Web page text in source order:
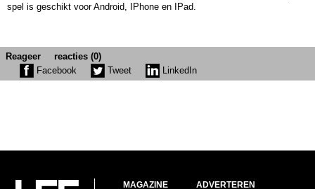
spel is geschikt voor Android, IPhone en IPad.
Reageer
reacties (0)
Facebook
Tweet LinkedIn
MAGAZINE ADVERTEREN